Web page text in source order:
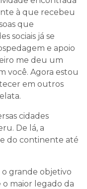
à que recebeu
que
sociais já se
e apoio
me deu um
você. Agora estou
em outros
cidades
De lá, a
do continente até
o grande objetivo
maior legado da